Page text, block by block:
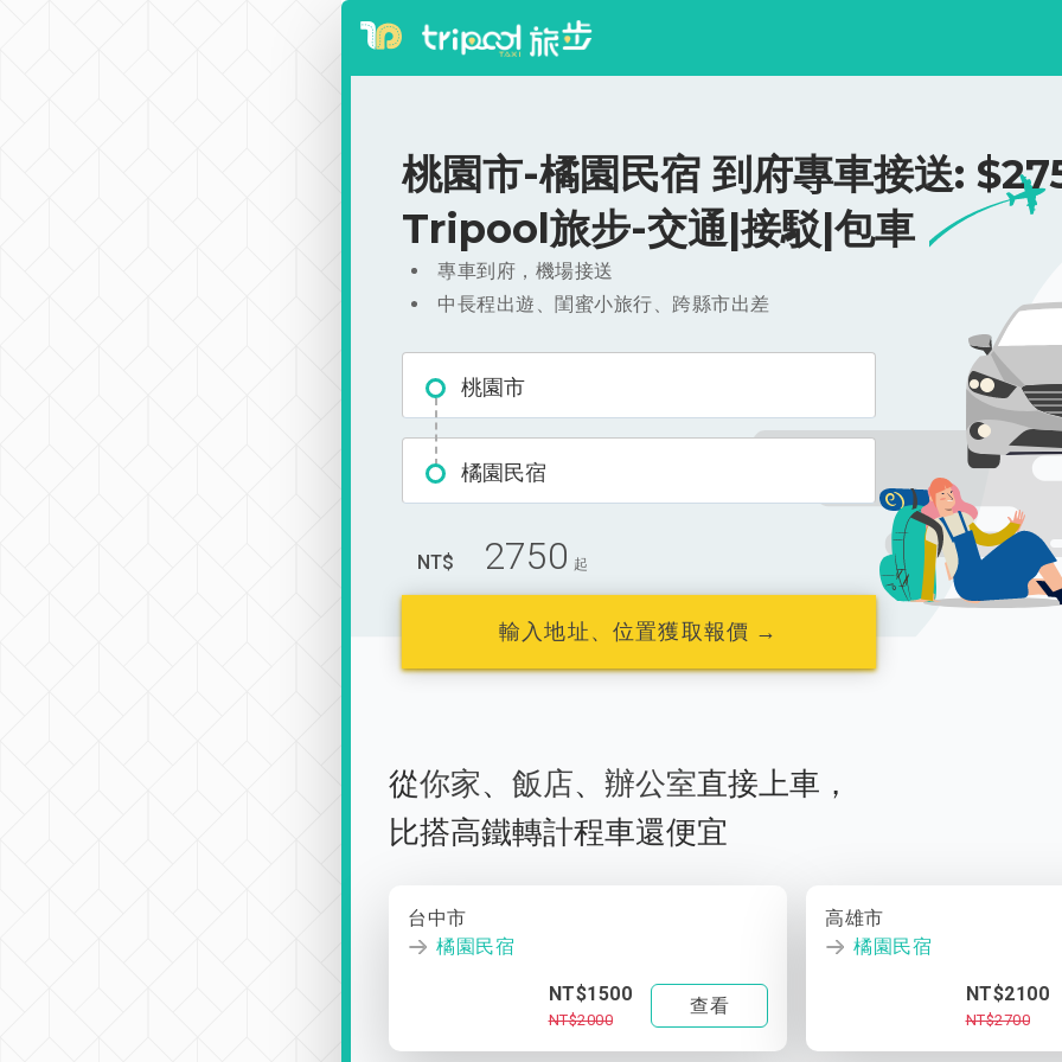
桃園市-橘園民宿 到府專車接送:
Tripool旅步-交通|接駁|包車
專車到府，機場接送
中長程出遊、閨蜜小旅行、跨縣市出差
桃園市
橘園民宿
NT$ 2750 起
輸入地址、位置獲取報價 →
從你家、 飯店、 辦公室直接上車，
比搭高鐵轉計程車還便宜
台中市
橘園民宿
NT$1500
NT$2000
查看
高雄市
橘園民宿
NT$2100
NT$2700